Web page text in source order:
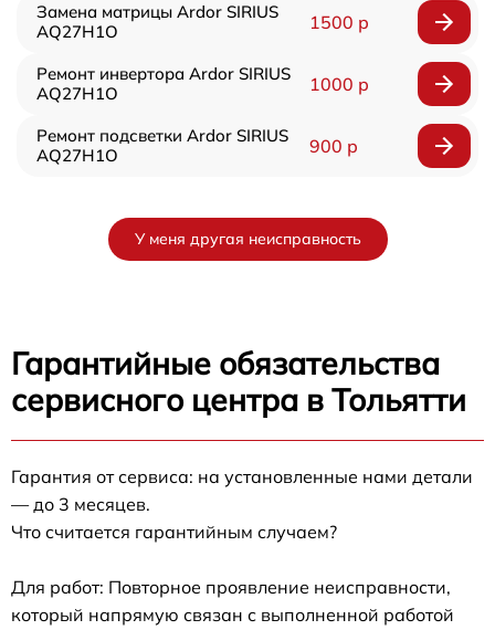
Замена матрицы Ardor SIRIUS
AQ27H1O
1500 р
Ремонт инвертора Ardor SIRIUS
AQ27H1O
1000 р
Ремонт подсветки Ardor SIRIUS
AQ27H1O
900 р
У меня другая неисправность
Гарантийные обязательства
сервисного центра в Тольятти
Гарантия от сервиса: на установленные нами детали
— до 3 месяцев.
Что считается гарантийным случаем?
Для работ: Повторное проявление неисправности,
который напрямую связан с выполненной работой